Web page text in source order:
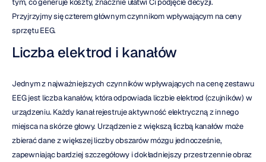
tym, co generuje koszty, znacznie ułatwi Ci podjęcie decyzji.
Przyjrzyjmy się czterem głównym czynnikom wpływającym na ceny
sprzętu EEG.
Liczba elektrod i kanałów
Jednym z najważniejszych czynników wpływających na cenę zestawu
EEG jest liczba kanałów, która odpowiada liczbie elektrod (czujników) w
urządzeniu. Każdy kanał rejestruje aktywność elektryczną z innego
miejsca na skórze głowy. Urządzenie z większą liczbą kanałów może
zbierać dane z większej liczby obszarów mózgu jednocześnie,
zapewniając bardziej szczegółowy i dokładniejszy przestrzennie obraz